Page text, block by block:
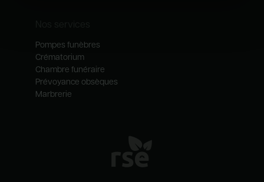
Pompes funèbres
Crématorium
Chambre funéraire
Prévoyance obsèques
Marbrerie